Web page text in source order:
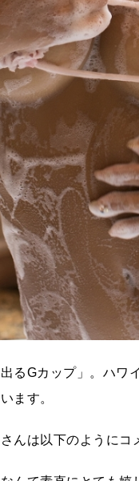
るGカップ」。ハワ
ます。
んは以下のようにコ